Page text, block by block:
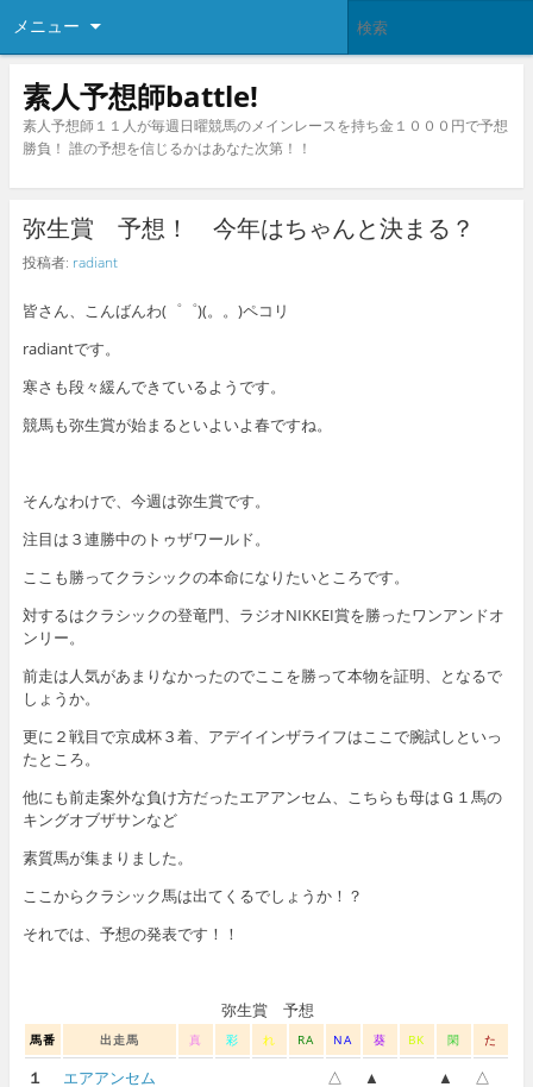
メニュー
素人予想師battle!
素人予想師１１人が毎週日曜競馬のメインレースを持ち金１０００円で予想
勝負！ 誰の予想を信じるかはあなた次第！！
弥生賞 予想！ 今年はちゃんと決まる？
投稿者: radiant
皆さん、こんばんわ(゜゜)(。。)ペコリ
radiantです。
寒さも段々緩んできているようです。
競馬も弥生賞が始まるといよいよ春ですね。
そんなわけで、今週は弥生賞です。
注目は３連勝中のトゥザワールド。
ここも勝ってクラシックの本命になりたいところです。
対するはクラシックの登竜門、ラジオNIKKEI賞を勝ったワンアンドオ
ンリー。
前走は人気があまりなかったのでここを勝って本物を証明、となるで
しょうか。
更に２戦目で京成杯３着、アデイインザライフはここで腕試しといっ
たところ。
他にも前走案外な負け方だったエアアンセム、こちらも母はＧ１馬の
キングオブザサンなど
素質馬が集まりました。
ここからクラシック馬は出てくるでしょうか！？
それでは、予想の発表です！！
弥生賞 予想
馬番 出走馬 真 彩 れ RA NA 葵 BK 閑 た
１ エアアンセム △ ▲ ▲
△